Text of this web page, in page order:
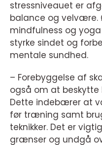
stressniveauet er
balance og velvære.
mindfulness og
styrke sindet og
mentale sundhed.
– Forebyggelse af
også om at beskytte
Dette indebærer at
før træning samt
teknikker. Det er
grænser og undgå